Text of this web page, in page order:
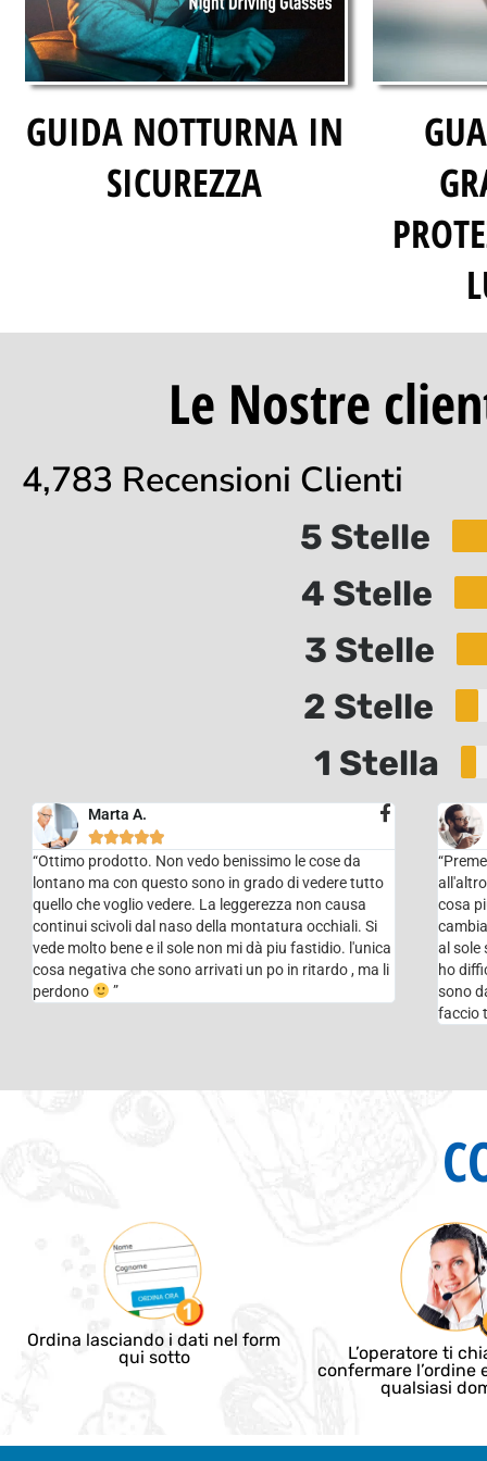
GUIDA NOTTURNA IN
SICUREZZA
Le Nostre
4,783 Recensioni Clienti
5 Stelle
4 Stelle
3 Stelle
2 Stelle
1 Stella
Marta A.

“Ottimo prodotto. Non vedo benissimo le cose da
lontano ma con questo sono in grado di vedere tutto
quello che voglio vedere. La leggerezza non causa
continui scivoli dal naso della montatura occhiali. Si
vede molto bene e il sole non mi dà piu fastidio. l'unica
cosa negativa che sono arrivati un po in ritardo , ma li
perdono
”
cosa
al sole
ho
sono
faccio
Ordina lasciando i dati nel form
qui sotto
L’operatore ti
confermare l’ordine
qualsiasi